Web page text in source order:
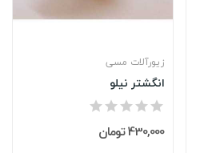
زیورآلات مسی
انگشتر نیلو
430,000 تومان